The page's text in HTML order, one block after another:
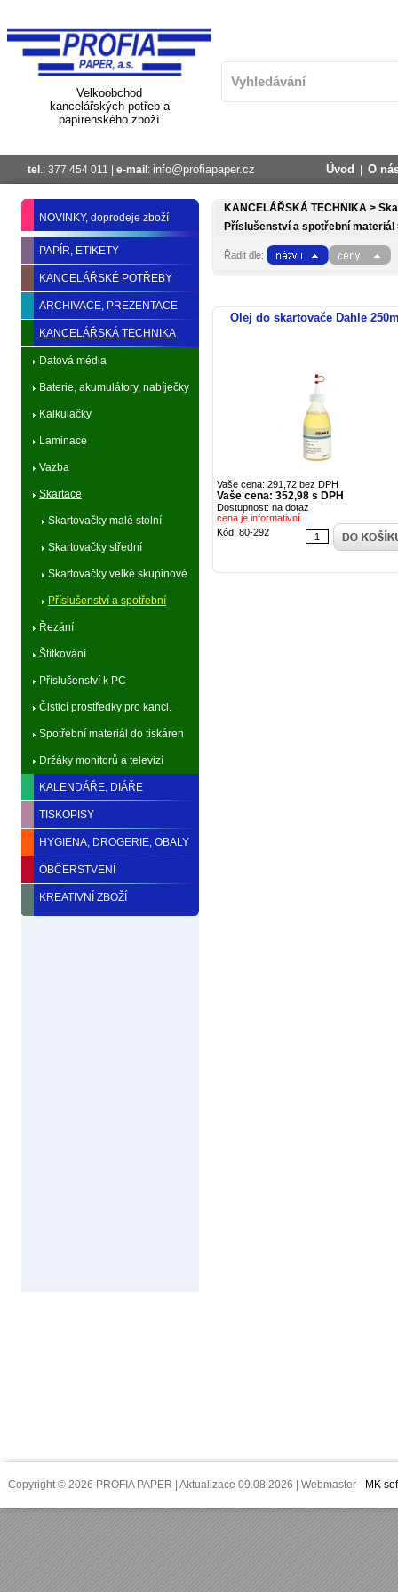
Velkoobchod
kancelářských potřeb a
papírenského zboží
tel .: 377 454 011 | e-mail : info@profiapaper.cz Úvod O
NOVINKY, doprodeje zboží
PAPÍR, ETIKETY
KANCELÁŘSKÉ POTŘEBY
ARCHIVACE, PREZENTACE
KANCELÁŘSKÁ TECHNIKA
Datová média
Baterie, akumulátory, nabíječky
Kalkulačky
Laminace
Vazba
Skartace
Skartovačky malé stolní
Skartovačky střední
kancelářské
Skartovačky velké skupinové
Příslušenství a spotřební
materiál
Řezání
Štítkování
Příslušenství k PC
Čisticí prostředky pro kancl.
techniku
Spotřební materiál do tiskáren
Držáky monitorů a televizí
KALENDÁŘE, DIÁŘE
TISKOPISY
HYGIENA, DROGERIE, OBALY
OBČERSTVENÍ
KREATIVNÍ ZBOŽÍ
KANCELÁŘSKÁ TECHNIKA >
Příslušenství a spotřební materiál
Řadit dle:
Olej do skartovače Dahle
Vaše cena: 291,72 bez DPH
Vaše cena: 352,98 s DPH
Dostupnost: na dotaz
cena je informativní
Kód: 80-292
Copyright © 2026 PROFIA PAPER | Aktualizace 09.08.2026 | Webmaster - MK